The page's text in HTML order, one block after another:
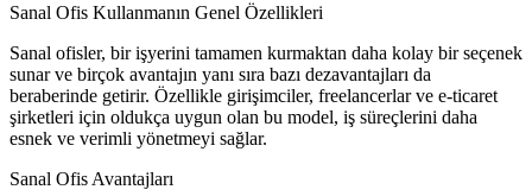
Sanal Ofis Kullanmanın Genel Özellikleri
Sanal ofisler, bir işyerini tamamen kurmaktan daha kolay bir seçenek
sunar ve birçok avantajın yanı sıra bazı dezavantajları da
beraberinde getirir. Özellikle girişimciler, freelancerlar ve e-ticaret
şirketleri için oldukça uygun olan bu model, iş süreçlerini daha
esnek ve verimli yönetmeyi sağlar.
Sanal Ofis Avantajları